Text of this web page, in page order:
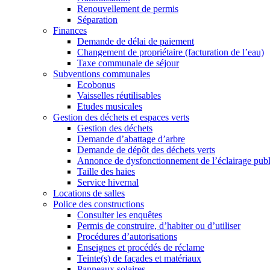
Renouvellement de permis
Séparation
Finances
Demande de délai de paiement
Changement de propriétaire (facturation de l’eau)
Taxe communale de séjour
Subventions communales
Ecobonus
Vaisselles réutilisables
Etudes musicales
Gestion des déchets et espaces verts
Gestion des déchets
Demande d’abattage d’arbre
Demande de dépôt des déchets verts
Annonce de dysfonctionnement de l’éclairage
Taille des haies
Service hivernal
Locations de salles
Police des constructions
Consulter les enquêtes
Permis de construire, d’habiter ou d’utiliser
Procédures d’autorisations
Enseignes et procédés de réclame
Teinte(s) de façades et matériaux